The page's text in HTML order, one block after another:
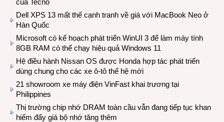
của Tecno
Dell XPS 13 mất thế cạnh tranh về giá với MacBook Neo ở
Hàn Quốc
Microsoft có kế hoạch phát triển WinUI 3 để làm máy tính
8GB RAM có thể chạy hiệu quả Windows 11
Hệ điều hành Nissan OS được Honda hợp tác phát triển
dùng chung cho các xe ô-tô thế hệ mới
21 showroom xe máy điện VinFast khai trương tại
Philippines
Thị trường chip nhớ DRAM toàn cầu vẫn đang tiếp tục khan
hiếm đẩy giá bộ nhớ tăng thêm